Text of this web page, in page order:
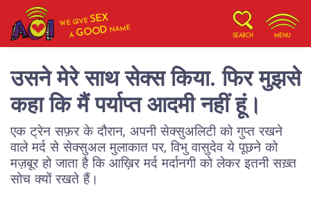
WE GIVESEX
AGOOD NAME
SEARCH MENU
उसने मेरे साथ सेक्स किया. फिर मुझसे
कहा कि मैं पर्याप्त आदमी नहीं हूं।
एक ट्रेन सफ़र के दौरान, अपनी सेक्सुअलिटी को गुप्त रखने
वाले मर्द से सेक्सुअल मुलाकात पर, विभु वासुदेव ये पूछने को
मज़बूर हो जाता है कि आख़िर मर्द मर्दानगी को लेकर इतनी सख़्त
सोच क्यों रखते हैं।